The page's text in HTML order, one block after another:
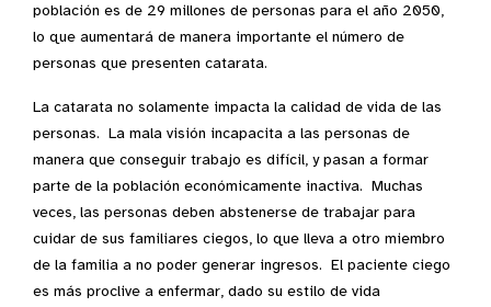
población es de 29 millones de personas para el año 2050,
lo que aumentará de manera importante el número de
personas que presenten catarata.
La catarata no solamente impacta la calidad de vida de las
personas. La mala visión incapacita a las personas de
manera que conseguir trabajo es difícil, y pasan a formar
parte de la población económicamente inactiva. Muchas
veces, las personas deben abstenerse de trabajar para
cuidar de sus familiares ciegos, lo que lleva a otro miembro
de la familia a no poder generar ingresos. El paciente ciego
es más proclive a enfermar, dado su estilo de vida